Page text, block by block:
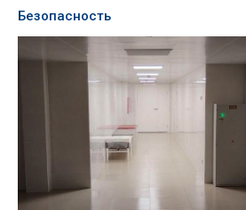
Безопасность